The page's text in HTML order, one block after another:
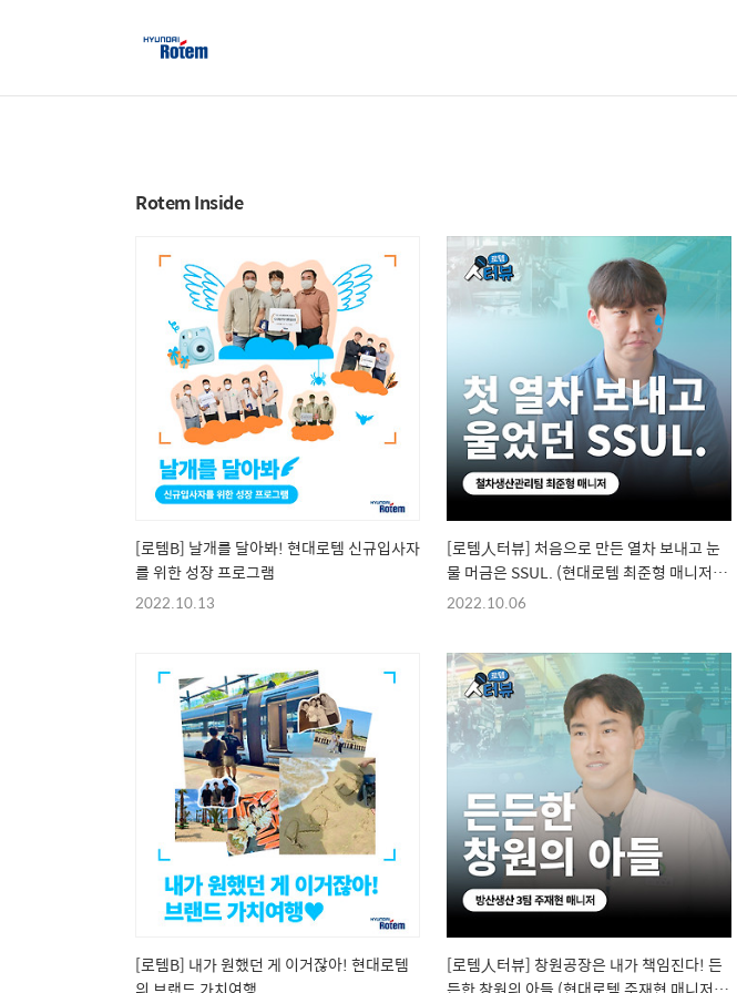
Rotem Inside
[로템B] 날개를 달아봐! 현대로템 신규입사자
를 위한 성장 프로그램
2022.10.13
[로템人터뷰] 처음으로 만든 열차 보내고 눈
물 머금은 SSUL. (현대로템 최준형 매니저
편)
2022.10.06
[로템B] 내가 원했던 게 이거잖아! 현대로템
[로템人터뷰] 창원공장은 내가 책임진다! 든